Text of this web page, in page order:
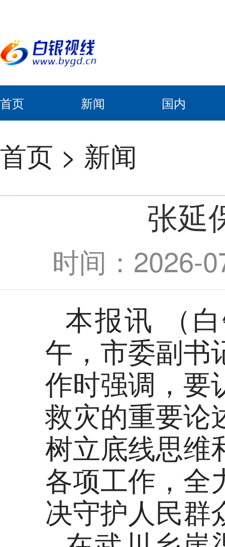
首页 新闻 国内
首页 > 新闻
张延
时间：2026-
本报讯 （
午，市委副书
作时强调，要
救灾的重要论
树立底线思维
各项工作，全
决守护人民群